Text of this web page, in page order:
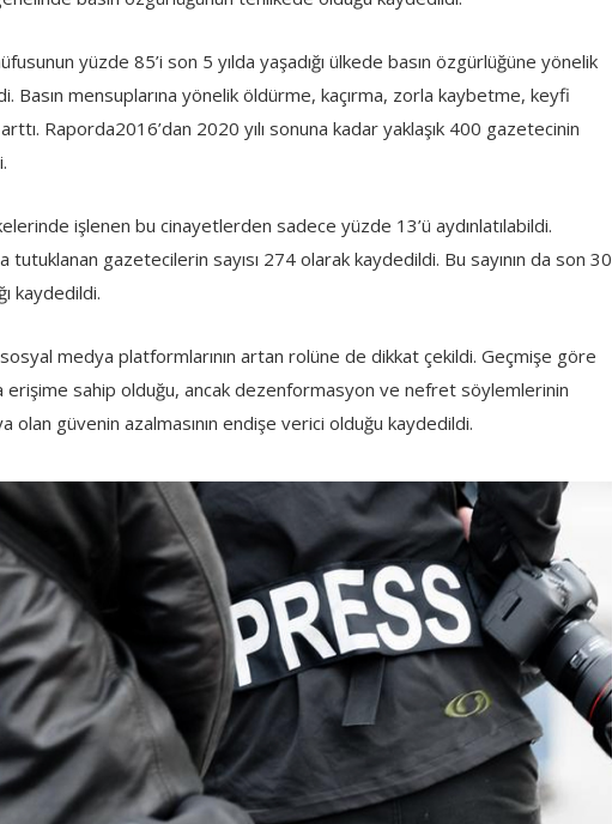
yüzde 85’i son 5 yılda yaşadığı ülkede basın özgürlüğüne yönelik
Basın mensuplarına yönelik öldürme, kaçırma, zorla kaybetme, keyfi
Raporda2016’dan 2020 yılı sonuna kadar yaklaşık 400 gazetecinin
işlenen bu cinayetlerden sadece yüzde 13’ü aydınlatılabildi.
tutuklanan gazetecilerin sayısı 274 olarak kaydedildi. Bu sayının da son 30
kaydedildi.
medya platformlarının artan rolüne de dikkat çekildi. Geçmişe göre
erişime sahip olduğu, ancak dezenformasyon ve nefret söylemlerinin
olan güvenin azalmasının endişe verici olduğu kaydedildi.